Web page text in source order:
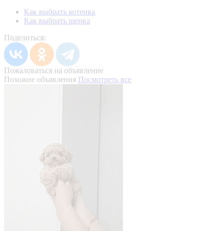
Как выбрать котенка
Как выбрать щенка
Поделиться:
Пожаловаться на объявление
Похожие объявления Посмотреть все